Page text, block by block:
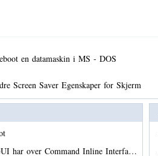
en datamaskin i MS - DOS
Screen Saver Egenskaper for Skjerm
har over Command Inline Interfa…